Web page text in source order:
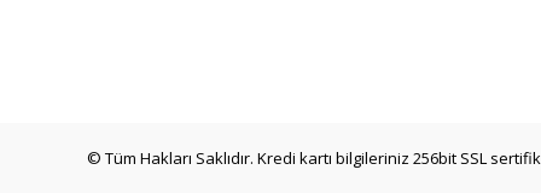
© Tüm Hakları Saklıdır. Kredi kartı bilgileriniz 256bit SSL